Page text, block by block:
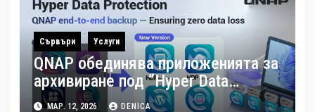
Сървъри Услуги
QNAP обединява приложенията за
архивиране под “Hyper Data
Protection”
МАР. 12, 2026 DENICA